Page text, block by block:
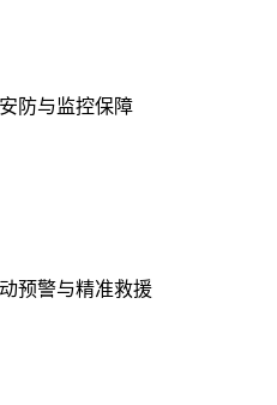
防与监控保障
预警与精准救援